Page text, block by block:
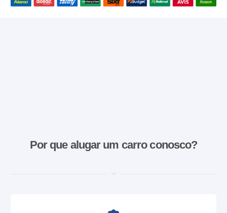
Por que alugar um carro conosco?